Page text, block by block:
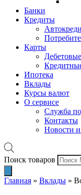
Банки
Кредиты
Карты
Ипотека
Вклады
Курсы валют
О сервисе
Служба
Контакты
Новости и
Поиск товаров
Главная » Вклады »